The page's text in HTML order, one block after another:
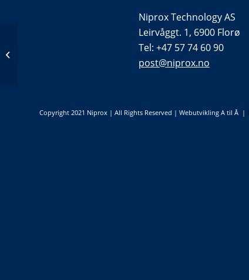
Niprox Technology AS
Leirvåggt. 1, 6900 Florø
Tel: +47 57 74 60 90
post@niprox.no
Copyright 2021 Niprox | All Rights Reserved | Webutvikling A til Å |